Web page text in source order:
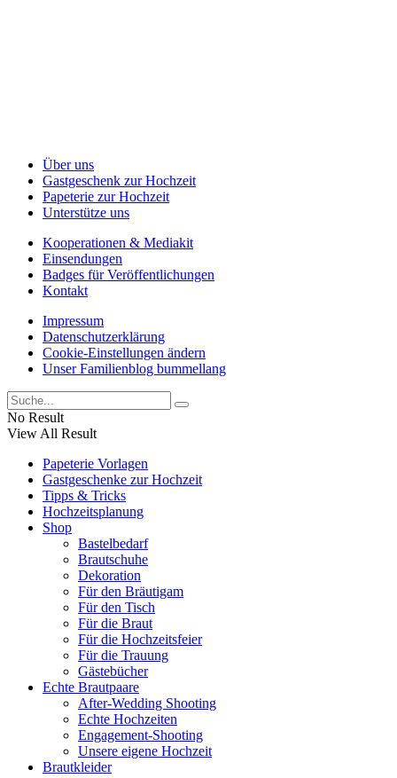
Über uns
Gastgeschenk zur Hochzeit
Papeterie zur Hochzeit
Unterstütze uns
Kooperationen & Mediakit
Einsendungen
Badges für Veröffentlichungen
Kontakt
Impressum
Datenschutzerklärung
Cookie-Einstellungen ändern
Unser Familienblog bummellang
No Result
View All Result
Papeterie Vorlagen
Gastgeschenke zur Hochzeit
Tipps & Tricks
Hochzeitsplanung
Shop
Bastelbedarf
Brautschuhe
Dekoration
Für den Bräutigam
Für den Tisch
Für die Braut
Für die Hochzeitsfeier
Für die Trauung
Gästebücher
Echte Brautpaare
After-Wedding Shooting
Echte Hochzeiten
Engagement-Shooting
Unsere eigene Hochzeit
Brautkleider